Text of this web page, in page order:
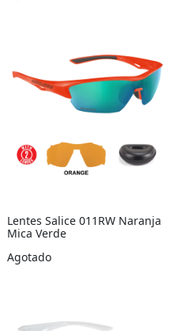
Lentes Salice 011RW Naranja
Mica Verde
Agotado